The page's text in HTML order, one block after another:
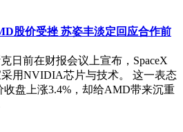
股价受挫 苏姿丰淡定回应合作前
日前在财报会议上宣布，SpaceX
用NVIDIA芯片与技术。 这一表态
盘上涨3.4%，却给AMD带来沉重